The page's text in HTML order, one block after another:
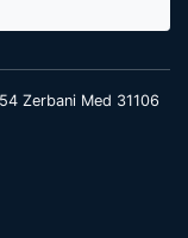
Zerbani Med 31106